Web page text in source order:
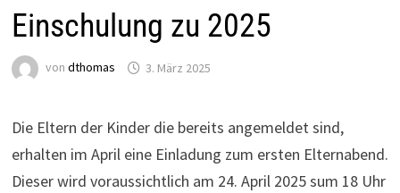
Einschulung zu 2025
von dthomas 3. März 2025
Die Eltern der Kinder die bereits angemeldet sind,
erhalten im April eine Einladung zum ersten Elternabend.
Dieser wird voraussichtlich am 24. April 2025 sum 18 Uhr